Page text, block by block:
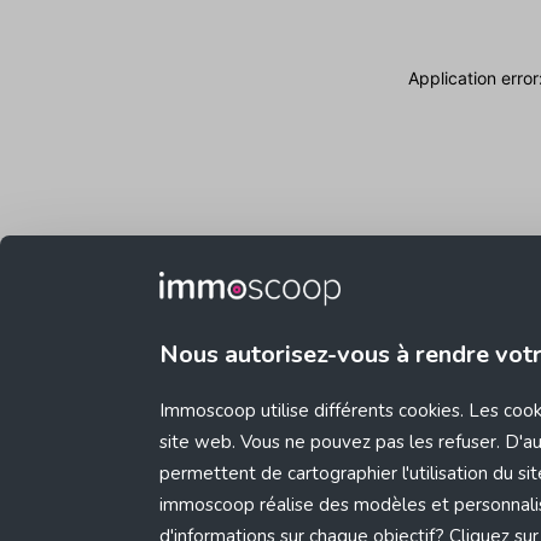
Nous autorisez-vous à rendre
Immoscoop utilise différents cookies. Les
site web. Vous ne pouvez pas les refuser.
permettent de cartographier l'utilisation du
immoscoop réalise des modèles et
d'informations sur chaque objectif? Cliquez
Application